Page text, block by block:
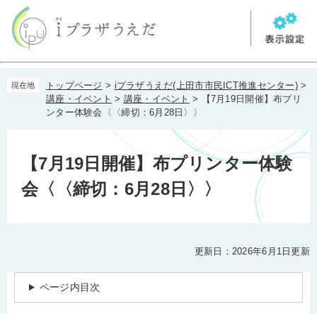
先
を
文
現在地 トップページ > iプラザうえだ(上田市市民ICT推進センター) >
講座・イベント > 講座・イベント >
【7月19日開催】布プリ
ンター体験会〈〈締切：6月28日〉〉
【7月19日開催】布プリンター体験
会〈〈締切：6月28日〉〉
更新日：2026年6月1日更新
ページ内目次